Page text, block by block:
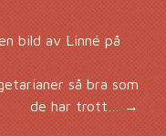
bild av Linné på
så bra som
de har trott…→